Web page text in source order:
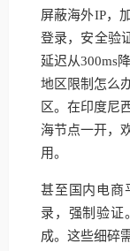
屏蔽海外IP，
登录，安全验
延迟从300ms
地区限制怎么
区。在印度尼
海节点一开，
用。
甚至国内电商
录，强制验证
成。这些细碎